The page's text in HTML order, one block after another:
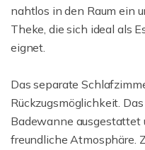
nahtlos in den Raum ein
Theke, die sich ideal als
eignet.
Das separate
Rückzugsmöglichkeit.
Badewanne ausgestattet
freundliche Atmosphäre.